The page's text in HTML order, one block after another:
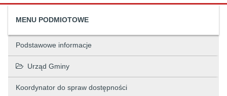
MENU PODMIOTOWE
Podstawowe informacje
Urząd Gminy
Koordynator do spraw dostępności